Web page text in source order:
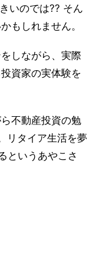
いのでは?? そん
もしれません。
しながら、実際
資家の実体験を
不動産投資の勉
リタイア生活を夢
というあやこさ